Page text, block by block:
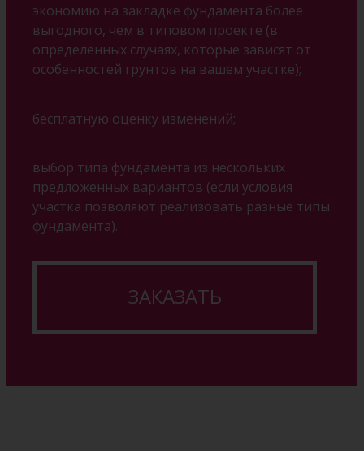
экономию на закладке фундамента более
выгодного, чем в типовом проекте (в
определенных случаях, которые зависят от
особенностей грунтов на вашем участке);
бесплатную оценку изменений;
выбор типа фундамента из нескольких
предложенных вариантов (если условия
участка позволяют реализовать разные типы
фундамента).
ЗАКАЗАТЬ